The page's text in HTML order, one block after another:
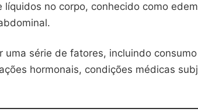
líquidos no corpo, conhecido como
uma série de fatores, incluindo
hormonais, condições médicas